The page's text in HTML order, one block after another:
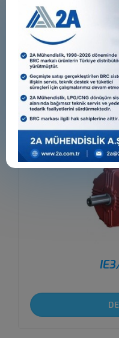
Çift hız mevcut
Diğer